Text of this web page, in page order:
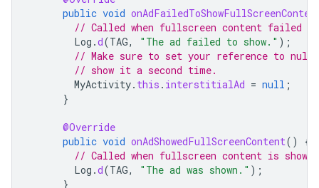
public void
// Called when fullscreen content failed to
Log .d(TAG, "The ad failed to show." );
// Make sure to set your reference to null
// show it a second time.
MyActivity. this . interstitialAd = null ;
}
@Override
public void onAdShowedFullScreenContent()
{
// Called when fullscreen content is shown.
Log .d(TAG, "The ad was shown." );
}